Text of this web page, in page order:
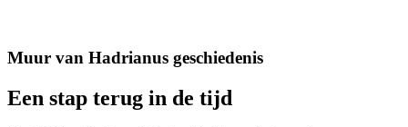
Muur van Hadrianus geschiedenis
Een stap terug in de tijd